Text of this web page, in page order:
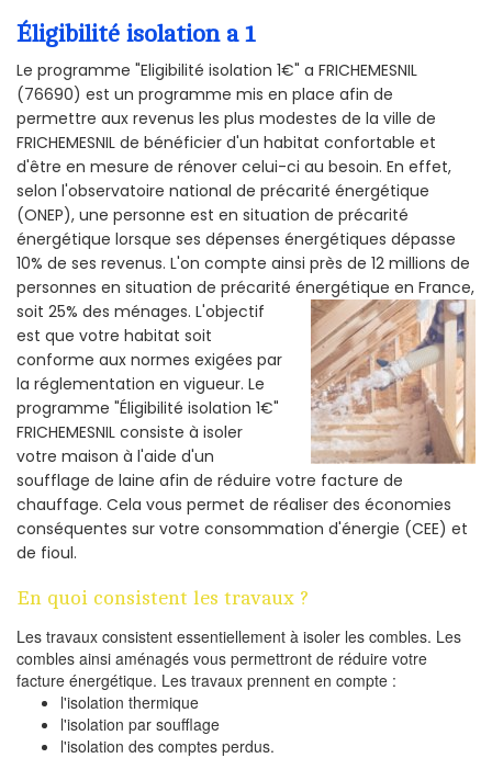
Éligibilité isolation a 1
Le programme "Eligibilité isolation 1€" a FRICHEMESNIL
(76690) est un programme mis en place afin de
permettre aux revenus les plus modestes de la ville de
FRICHEMESNIL de bénéficier d'un habitat confortable et
d'être en mesure de rénover celui-ci au besoin. En effet,
selon l'observatoire national de précarité énergétique
(ONEP), une personne est en situation de précarité
énergétique lorsque ses dépenses énergétiques dépasse
10% de ses revenus. L'on compte ainsi près de 12 millions de
personnes en situation de précarité énergétique en France,
soit 25% des ménages. L'objectif
est que votre habitat soit
conforme aux normes exigées par
la réglementation en vigueur. Le
programme "Éligibilité isolation 1€"
FRICHEMESNIL consiste à isoler
votre maison à l'aide d'un
soufflage de laine afin de réduire votre facture de
chauffage. Cela vous permet de réaliser des économies
conséquentes sur votre consommation d'énergie (CEE) et
de fioul.
En quoi consistent les travaux ?
Les travaux consistent essentiellement à isoler les combles. Les
combles ainsi aménagés vous permettront de réduire votre
facture énergétique. Les travaux prennent en compte :
l'isolation thermique
l'isolation par soufflage
l'isolation des comptes perdus.